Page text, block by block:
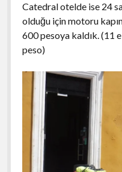
Catedral otelde ise 24
olduğu için motoru
600 pesoya kaldık. (11
peso)